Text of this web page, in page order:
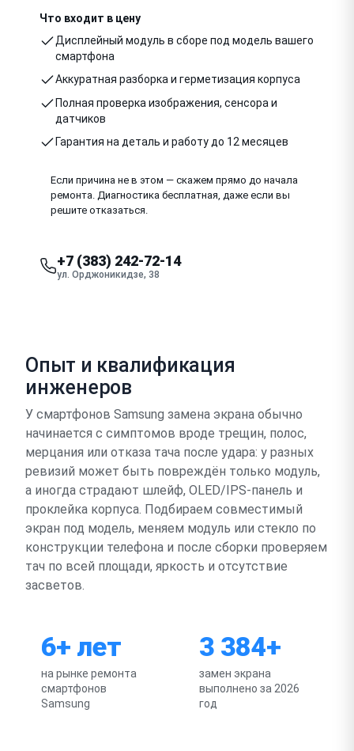
Что входит в цену
Дисплейный модуль в сборе под модель вашего
смартфона
Аккуратная разборка и герметизация корпуса
Полная проверка изображения, сенсора и
датчиков
Гарантия на деталь и работу до 12 месяцев
Если причина не в этом — скажем прямо до начала
ремонта. Диагностика бесплатная, даже если вы
решите отказаться.
+7 (383) 242-72-14
ул. Орджоникидзе, 38
Опыт и квалификация
инженеров
У смартфонов Samsung замена экрана обычно
начинается с симптомов вроде трещин, полос,
мерцания или отказа тача после удара: у разных
ревизий может быть повреждён только модуль,
а иногда страдают шлейф, OLED/IPS-панель и
проклейка корпуса. Подбираем совместимый
экран под модель, меняем модуль или стекло по
конструкции телефона и после сборки проверяем
тач по всей площади, яркость и отсутствие
засветов.
6+ лет
на рынке ремонта
смартфонов
Samsung
3 384+
замен экрана
выполнено за 2026
год